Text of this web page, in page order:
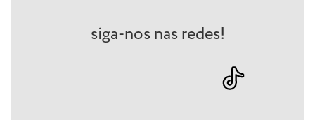
siga-nos nas redes!